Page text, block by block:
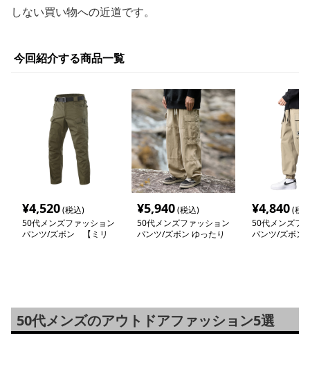
しない買い物への近道です。
今回紹介する商品一覧
¥4,520(税込)
50代メンズファッション
パンツ/ズボン 【ミリ
¥5,940(税込)
50代メンズファッション
パンツ/ズボン ゆったり
¥4,840(税
50代メンズフ
パンツ/ズボ
50代メンズのアウトドアファッション5選